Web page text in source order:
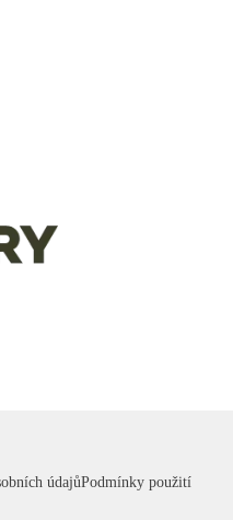
údajůPodmínky použití